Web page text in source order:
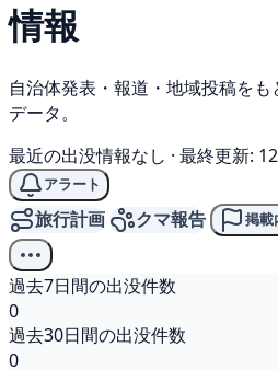
情報
自治体発表・報道・地域投稿を
データ。
最近の出没情報なし · 最終更新:
アラート
旅行計画 クマ報告 掲載
過去7日間の出没件数
0
過去30日間の出没件数
0